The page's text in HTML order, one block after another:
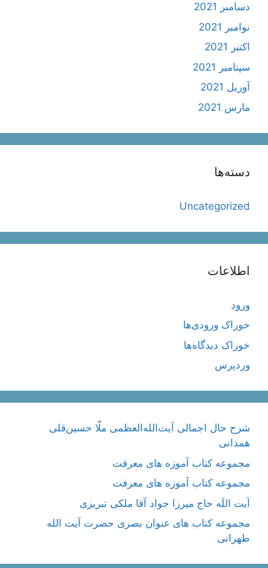
دسامبر 2021
نوامبر 2021
اکتبر 2021
سپتامبر 2021
آوریل 2021
مارس 2021
دسته‌ها
Uncategorized
اطلاعات
ورود
خوراک ورودی‌ها
خوراک دیدگاه‌ها
وردپرس
شرح حال اجمالی آیت‌الله‌العظمی ملّا حسین‌قلی
همدانی
مجموعه کتاب آموزه های معرفت
مجموعه کتاب آموزه های معرفت
آیت اللَه حاج میرزا جواد آقا ملکی تبریزی
مجموعه کتاب های عنوان بصری حضرت آیت الله
طهرانی